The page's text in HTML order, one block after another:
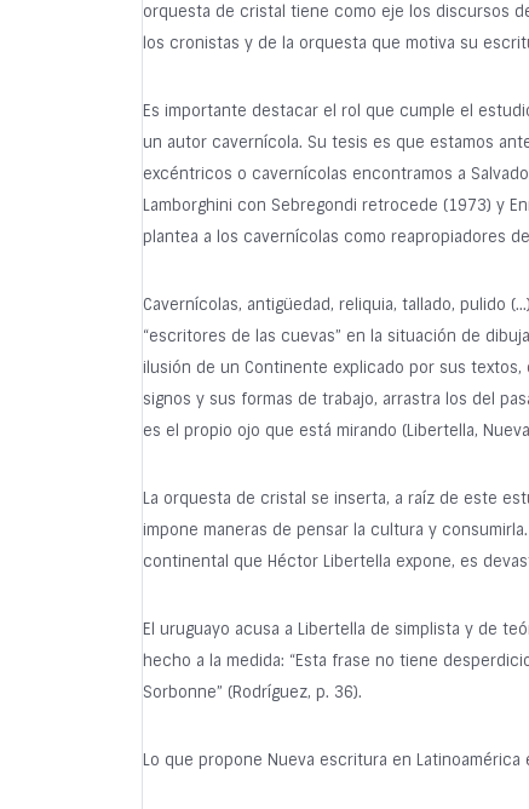
orquesta de cristal tiene como eje los discursos
los cronistas y de la orquesta que motiva su
Es importante destacar el rol que cumple el
un autor cavernícola. Su tesis es que estamos
excéntricos o cavernícolas encontramos a
Lamborghini con Sebregondi retrocede (1973) y
plantea a los cavernícolas como reapropiadores
Cavernícolas, antigüedad, reliquia, tallado, pulido
“escritores de las cuevas” en la situación de
ilusión de un Continente explicado por sus
signos y sus formas de trabajo, arrastra los del
es el propio ojo que está mirando (Libertella,
La orquesta de cristal se inserta, a raíz de este
impone maneras de pensar la cultura y
continental que Héctor Libertella expone, es
El uruguayo acusa a Libertella de simplista y de
hecho a la medida: “Esta frase no tiene
Sorbonne” (Rodríguez, p. 36).
Lo que propone Nueva escritura en